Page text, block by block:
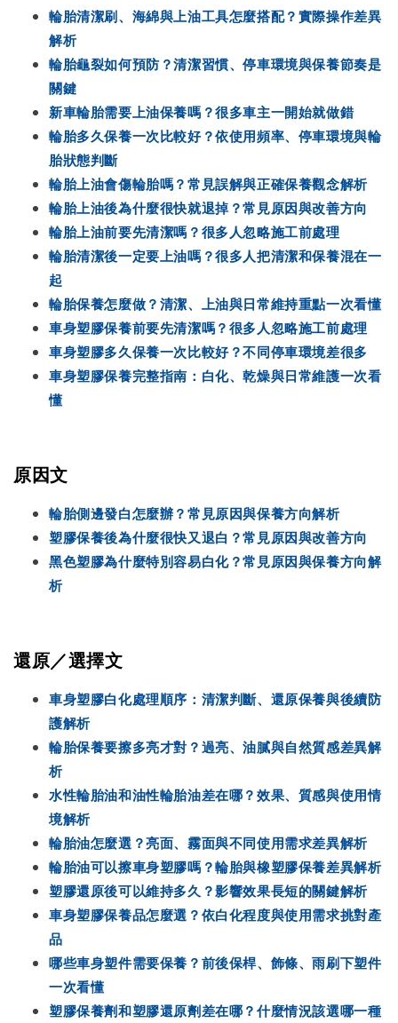
輪胎清潔刷、海綿與上油工具怎麼搭配？實際操作差異
解析
輪胎龜裂如何預防？清潔習慣、停車環境與保養節奏是
關鍵
新車輪胎需要上油保養嗎？很多車主一開始就做錯
輪胎多久保養一次比較好？依使用頻率、停車環境與輪
胎狀態判斷
輪胎上油會傷輪胎嗎？常見誤解與正確保養觀念解析
輪胎上油後為什麼很快就退掉？常見原因與改善方向
輪胎上油前要先清潔嗎？很多人忽略施工前處理
輪胎清潔後一定要上油嗎？很多人把清潔和保養混在一
起
輪胎保養怎麼做？清潔、上油與日常維持重點一次看懂
車身塑膠保養前要先清潔嗎？很多人忽略施工前處理
車身塑膠多久保養一次比較好？不同停車環境差很多
車身塑膠保養完整指南：白化、乾燥與日常維護一次看
懂
原因文
輪胎側邊發白怎麼辦？常見原因與保養方向解析
塑膠保養後為什麼很快又退白？常見原因與改善方向
黑色塑膠為什麼特別容易白化？常見原因與保養方向解
析
還原／選擇文
車身塑膠白化處理順序：清潔判斷、還原保養與後續防
護解析
輪胎保養要擦多亮才對？過亮、油膩與自然質感差異解
析
水性輪胎油和油性輪胎油差在哪？效果、質感與使用情
境解析
輪胎油怎麼選？亮面、霧面與不同使用需求差異解析
輪胎油可以擦車身塑膠嗎？輪胎與橡塑膠保養差異解析
塑膠還原後可以維持多久？影響效果長短的關鍵解析
車身塑膠保養品怎麼選？依白化程度與使用需求挑對產
品
哪些車身塑件需要保養？前後保桿、飾條、雨刷下塑件
一次看懂
塑膠保養劑和塑膠還原劑差在哪？什麼情況該選哪一種